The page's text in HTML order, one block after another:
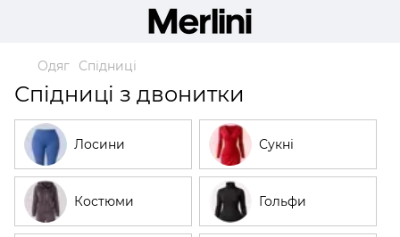
Одяг Спідниці
Спідниці з двонитки
Лосини Сукні
Костюми Гольфи